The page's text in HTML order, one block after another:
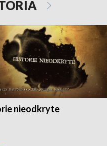
nieodkryte